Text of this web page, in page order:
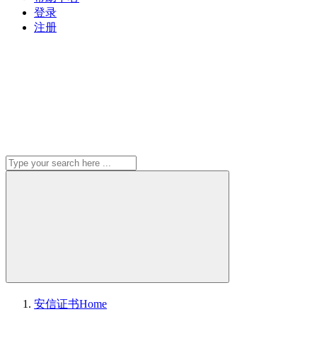
登录
注册
安信证书Home